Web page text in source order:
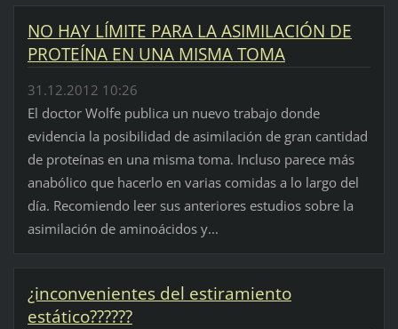
NO HAY LÍMITE PARA LA ASIMILACIÓN DE
PROTEÍNA EN UNA MISMA TOMA
31.12.2012 10:26
El doctor Wolfe publica un nuevo trabajo donde
evidencia la posibilidad de asimilación de gran cantidad
de proteínas en una misma toma. Incluso parece más
anabólico que hacerlo en varias comidas a lo largo del
día. Recomiendo leer sus anteriores estudios sobre la
asimilación de aminoácidos y...
¿inconvenientes del estiramiento
estático??????